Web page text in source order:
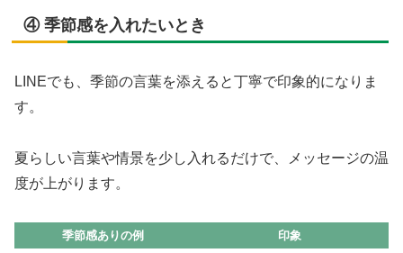
④ 季節感を入れたいとき
LINEでも、季節の言葉を添えると丁寧で印象的になりま
す。
夏らしい言葉や情景を少し入れるだけで、メッセージの温
度が上がります。
季節感ありの例
印象